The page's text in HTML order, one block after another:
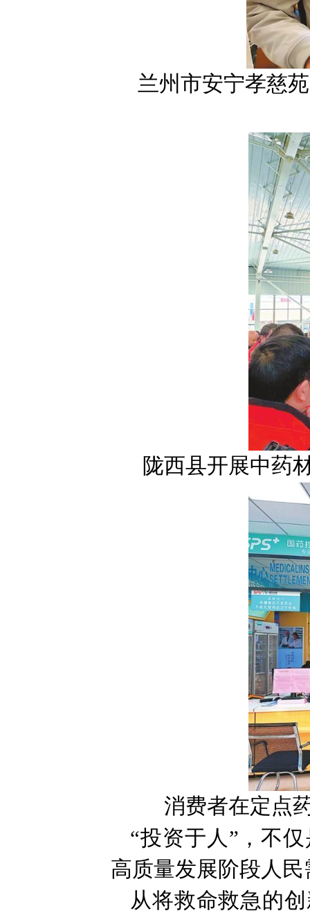
兰州市安宁孝慈
陇西县开展中药
消费者在定点
“投资于人”，不
高质量发展阶段人
从将救命救急的